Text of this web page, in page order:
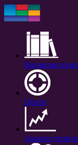
Книжная полка
Центр
Анализ